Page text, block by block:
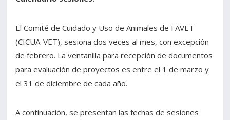
El Comité de Cuidado y Uso de Animales de FAVET
(CICUA-VET), sesiona dos veces al mes, con excepción
de febrero. La ventanilla para recepción de documentos
para evaluación de proyectos es entre el 1 de marzo y
el 31 de diciembre de cada año.
A continuación, se presentan las fechas de sesiones